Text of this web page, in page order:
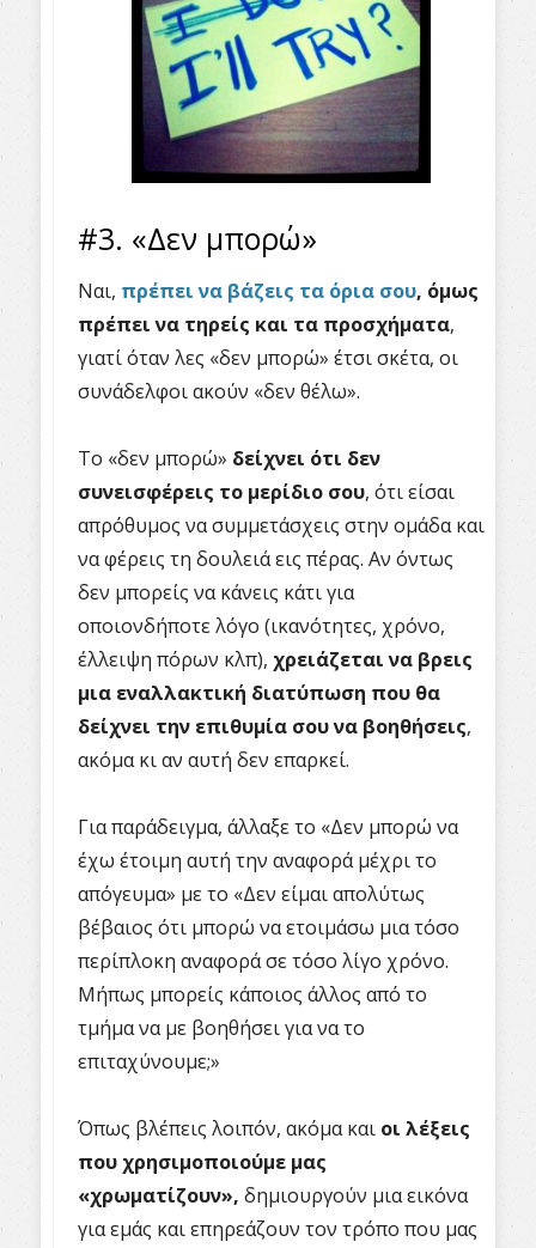
#3. «Δεν μπορώ»
Ναι, πρέπει να βάζεις τα όρια σου, όμως
πρέπει να τηρείς και τα προσχήματα,
γιατί όταν λες «δεν μπορώ» έτσι σκέτα, οι
συνάδελφοι ακούν «δεν θέλω».
Το «δεν μπορώ» δείχνει ότι δεν
συνεισφέρεις το μερίδιο σου, ότι είσαι
απρόθυμος να συμμετάσχεις στην ομάδα και
να φέρεις τη δουλειά εις πέρας. Αν όντως
δεν μπορείς να κάνεις κάτι για
οποιονδήποτε λόγο (ικανότητες, χρόνο,
έλλειψη πόρων κλπ), χρειάζεται να βρεις
μια εναλλακτική διατύπωση που θα
δείχνει την επιθυμία σου να βοηθήσεις,
ακόμα κι αν αυτή δεν επαρκεί.
Για παράδειγμα, άλλαξε το «Δεν μπορώ να
έχω έτοιμη αυτή την αναφορά μέχρι το
απόγευμα» με το «Δεν είμαι απολύτως
βέβαιος ότι μπορώ να ετοιμάσω μια τόσο
περίπλοκη αναφορά σε τόσο λίγο χρόνο.
Μήπως μπορείς κάποιος άλλος από το
τμήμα να με βοηθήσει για να το
επιταχύνουμε;»
Όπως βλέπεις λοιπόν, ακόμα και οι λέξεις
που χρησιμοποιούμε μας
«χρωματίζουν», δημιουργούν μια εικόνα
για εμάς και επηρεάζουν τον τρόπο που μας